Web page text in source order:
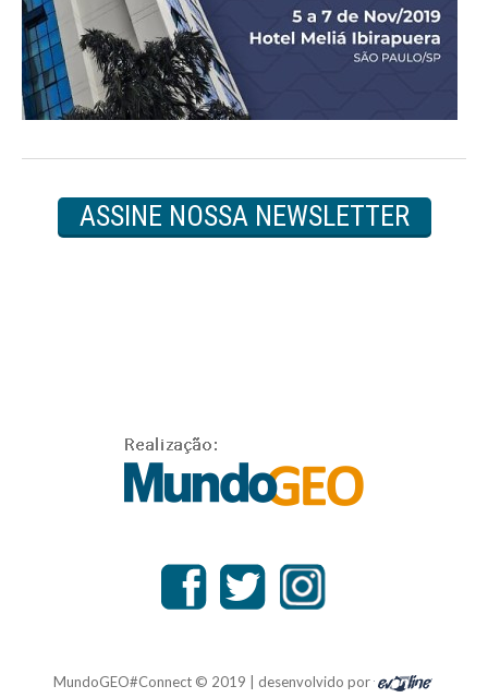
ASSINE NOSSA NEWSLETTER
MundoGEO#Connect © 2019 | desenvolvido por